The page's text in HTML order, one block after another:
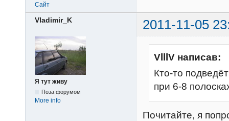
Сайт
Vladimir_K 2011-11-05
Я тут живу
Поза форумом
More info
VlllV написав:
Кто-то
при 6-8
Почитайте, я